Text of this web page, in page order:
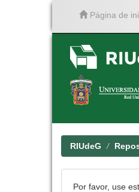
Página de
RIUdeG
Por favor, use